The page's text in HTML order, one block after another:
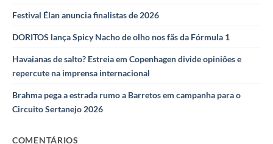
Festival Élan anuncia finalistas de 2026
DORITOS lança Spicy Nacho de olho nos fãs da Fórmula 1
Havaianas de salto? Estreia em Copenhagen divide opiniões e
repercute na imprensa internacional
Brahma pega a estrada rumo a Barretos em campanha para o
Circuito Sertanejo 2026
COMENTÁRIOS